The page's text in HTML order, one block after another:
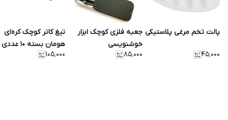
پالت تخم مرغی پلاستیکی
۴۵٬۰۰۰
جعبه فلزی کوچک ابزار
خوشنویسی
۸۵٬۰۰۰
تیغ کاتر کوچک کره‌ای
هومان بسته 10 عددی
۱۰۵٬۰۰۰